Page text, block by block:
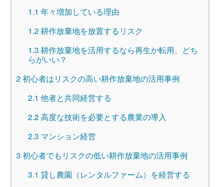
1.1 年々増加している理由
1.2耕作放棄地を放置するリスク
1.3 耕作放棄地を活用するなら再生か転用、どち
らがいい？
2初心者はリスクの高い耕作放棄地の活用事例
2.1 他者と共同経営する
2.2高度な技術を必要とする農業の導入
2.3 マンション経営
3 初心者でもリスクの低い耕作放棄地の活用事例
3.1 貸し農園（レンタルファーム）を経営する